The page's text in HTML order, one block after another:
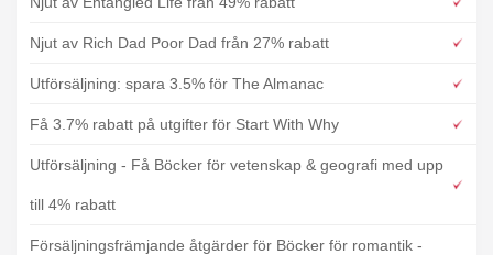
Njut av Rich Dad Poor Dad från 27% rabatt
Utförsäljning: spara 3.5% för The Almanac
Få 3.7% rabatt på utgifter för Start With Why
Utförsäljning - Få Böcker för vetenskap & geografi med upp
till 4% rabatt
Försäljningsfrämjande åtgärder för Böcker för romantik -